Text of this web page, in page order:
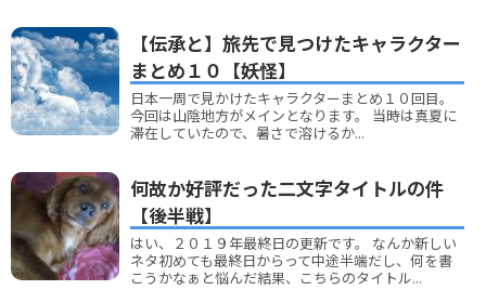
【伝承と】旅先で見つけたキャラクター
まとめ１０【妖怪】
日本一周で見かけたキャラクターまとめ１０回目。
今回は山陰地方がメインとなります。 当時は真夏に
滞在していたので、暑さで溶けるか...
何故か好評だった二文字タイトルの件
【後半戦】
はい、２０１９年最終日の更新です。 なんか新しい
ネタ初めても最終日からって中途半端だし、何を書
こうかなぁと悩んだ結果、こちらのタイトル...